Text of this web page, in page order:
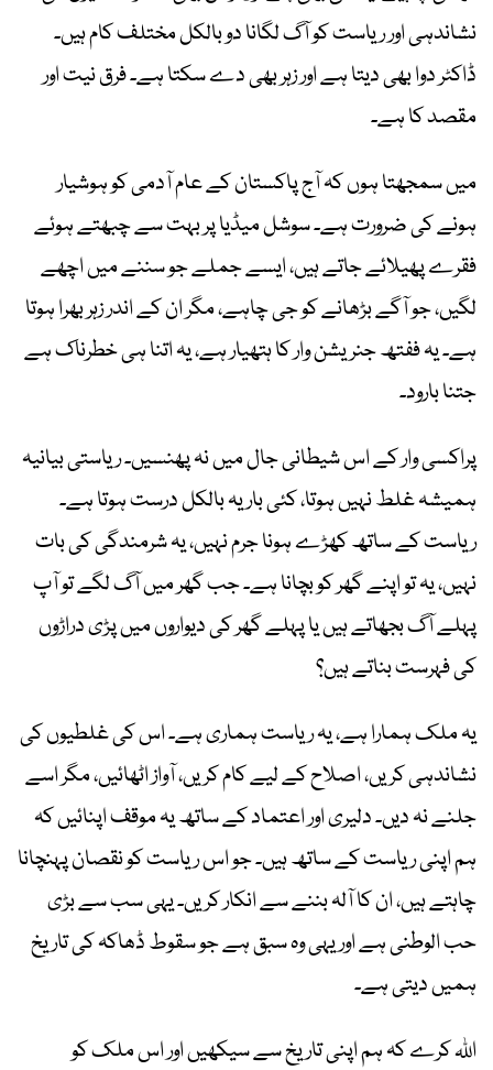
نشاندہی اور ریاست کو آگ لگانا دو بالکل مختلف کام ہیں۔
ڈاکٹر دوا بھی دیتا ہے اور زہر بھی دے سکتا ہے۔ فرق نیت اور
مقصد کا ہے۔
میں سمجھتا ہوں کہ آج پاکستان کے عام آدمی کو ہوشیار
ہونے کی ضرورت ہے۔ سوشل میڈیا پر بہت سے چبھتے ہوئے
فقرے پھیلائے جاتے ہیں، ایسے جملے جو سننے میں اچھے
لگیں، جو آگے بڑھانے کو جی چاہے، مگر ان کے اندر زہر بھرا ہوتا
ہے۔ یہ ففتھ جنریشن وار کا ہتھیار ہے، یہ اتنا ہی خطرناک ہے
جتنا بارود۔
پراکسی وار کے اس شیطانی جال میں نہ پھنسیں۔ ریاستی بیانیہ
ہمیشہ غلط نہیں ہوتا، کئی بار یہ بالکل درست ہوتا ہے۔
ریاست کے ساتھ کھڑے ہونا جرم نہیں، یہ شرمندگی کی بات
نہیں، یہ تو اپنے گھر کو بچانا ہے۔ جب گھر میں آگ لگے تو آپ
پہلے آگ بجھاتے ہیں یا پہلے گھر کی دیواروں میں پڑی دراڑوں
کی فہرست بناتے ہیں؟
یہ ملک ہمارا ہے، یہ ریاست ہماری ہے۔ اس کی غلطیوں کی
نشاندہی کریں، اصلاح کے لیے کام کریں، آواز اٹھائیں، مگر اسے
جلنے نہ دیں۔ دلیری اور اعتماد کے ساتھ یہ موقف اپنائیں کہ
ہم اپنی ریاست کے ساتھ ہیں۔ جو اس ریاست کو نقصان پہنچانا
چاہتے ہیں، ان کا آلہ بننے سے انکار کریں۔ یہی سب سے بڑی
حب الوطنی ہے اور یہی وہ سبق ہے جو سقوط ڈھاکہ کی تاریخ
ہمیں دیتی ہے۔
اللہ کرے کہ ہم اپنی تاریخ سے سیکھیں اور اس ملک کو